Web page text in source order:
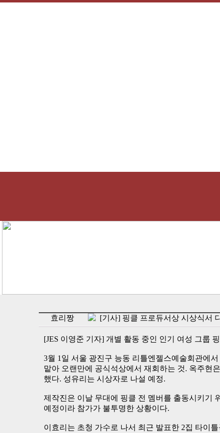
효리짱 [기사] 핑클 프로듀서상 시상식서
[JES 이영준 기자] 개별 활동 중인 인기 여성 그룹
3월 1일 서울 광진구 능동 리틀엔젤스예술회관에
맡아 오랜만에 공식석상에서 재회하는 것. 옥주현
했다. 성유리는 시상자로 나설 예정.
제작진은 이날 무대에 핑클 전 멤버를 출동시키기
예정이라 참가가 불투명한 상황이다.
이효리는 초청 가수로 나서 최근 발표한 2집 타이